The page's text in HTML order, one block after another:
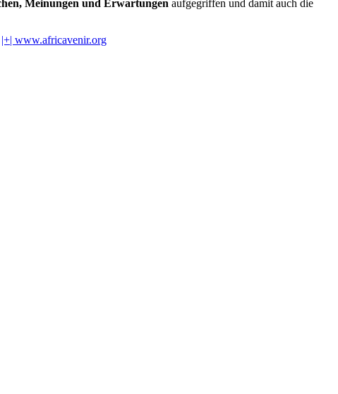
Meinungen und Erwartungen aufgegriffen und damit auch die
|+| www.africavenir.org